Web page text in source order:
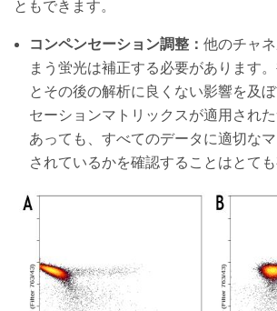
ともできます。
コンペンセーション調整： 他のチャ
まう蛍光は補正する必要があります
とその後の解析に良くない影響を及
セーションマトリックスが適用され
あっても、すべてのデータに適切な
されているかを確認することはとても